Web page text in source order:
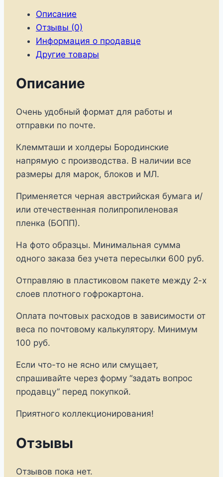
Описание
Отзывы (0)
Информация о продавце
Другие товары
Описание
Очень удобный формат для работы и
отправки по почте.
Клеммташи и холдеры Бородинские
напрямую с производства. В наличии все
размеры для марок, блоков и МЛ.
Применяется черная австрийская бумага и/
или отечественная полипропиленовая
пленка (БОПП).
На фото образцы. Минимальная сумма
одного заказа без учета пересылки 600 руб.
Отправляю в пластиковом пакете между 2-х
слоев плотного гофрокартона.
Оплата почтовых расходов в зависимости от
веса по почтовому калькулятору. Минимум
100 руб.
Если что-то не ясно или смущает,
спрашивайте через форму “задать вопрос
продавцу” перед покупкой.
Приятного коллекционирования!
Отзывы
Отзывов пока нет.